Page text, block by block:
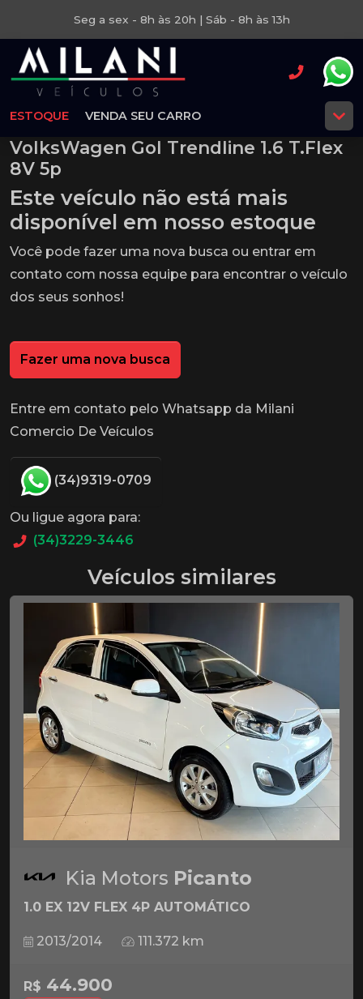
Seg a sex - 8h às 20h | Sáb - 8h às 13h
ESTOQUE VENDA SEU CARRO
VolksWagen Gol Trendline 1.6 T.Flex
8V 5p
Este veículo não está mais
disponível em nosso estoque
Você pode fazer uma nova busca ou entrar em
contato com nossa equipe para encontrar o veículo
dos seus sonhos!
Fazer uma nova busca
Entre em contato pelo Whatsapp da Milani
Comercio De Veículos
(34)9319-0709
Ou ligue agora para:
(34)3229-3446
Veículos similares
Kia Motors Picanto
1.0 EX 12V FLEX 4P AUTOMÁTICO
2013/2014 111.372 km
R$ 44.900